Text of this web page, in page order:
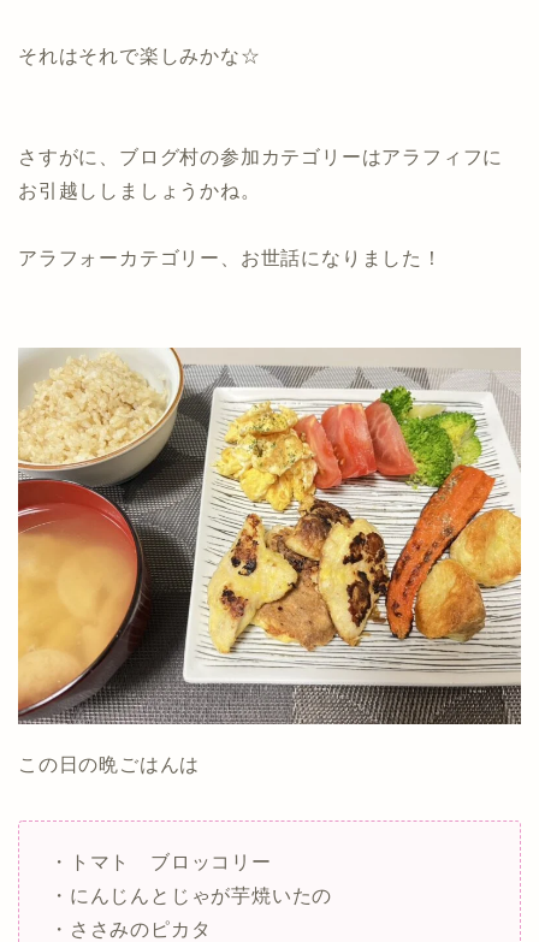
それはそれで楽しみかな☆
さすがに、ブログ村の参加カテゴリーはアラフィフに
お引越ししましょうかね。
アラフォーカテゴリー、お世話になりました！
この日の晩ごはんは
・トマト ブロッコリー
・にんじんとじゃが芋焼いたの
・ささみのピカタ